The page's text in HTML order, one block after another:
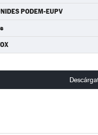
PODEM-EUPV